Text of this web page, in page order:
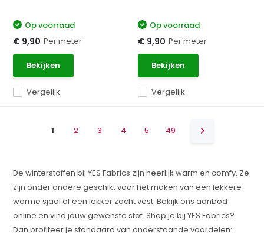
Vergelijk
Op voorraad
€ 9,90 Per meter
Bekijken
Vergelijk
Op voorraad
€ 9,90 Per meter
Bekijken
1 2 3 4 5 49
De winterstoffen bij YES Fabrics zijn heerlijk warm en comfy. Ze
zijn onder andere geschikt voor het maken van een lekkere
warme sjaal of een lekker zacht vest. Bekijk ons aanbod
online en vind jouw gewenste stof. Shop je bij YES Fabrics?
Dan profiteer je standaard van onderstaande voordelen: